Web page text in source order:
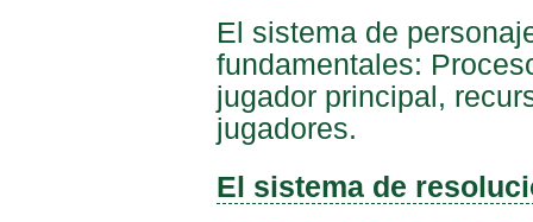
El sistema de
fundamentales:
jugador principal,
jugadores.
El sistema de